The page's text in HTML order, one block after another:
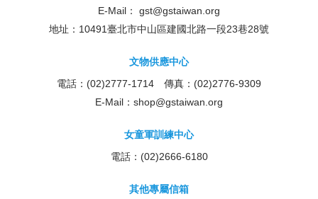
E-Mail： gst@gstaiwan.org
地址：10491臺北市中山區建國北路一段23巷28號
文物供應中心
電話：(02)2777-1714 傳真：(02)2776-9309
E-Mail： shop@gstaiwan.org
女童軍訓練中心
電話：(02)2666-6180
其他專屬信箱